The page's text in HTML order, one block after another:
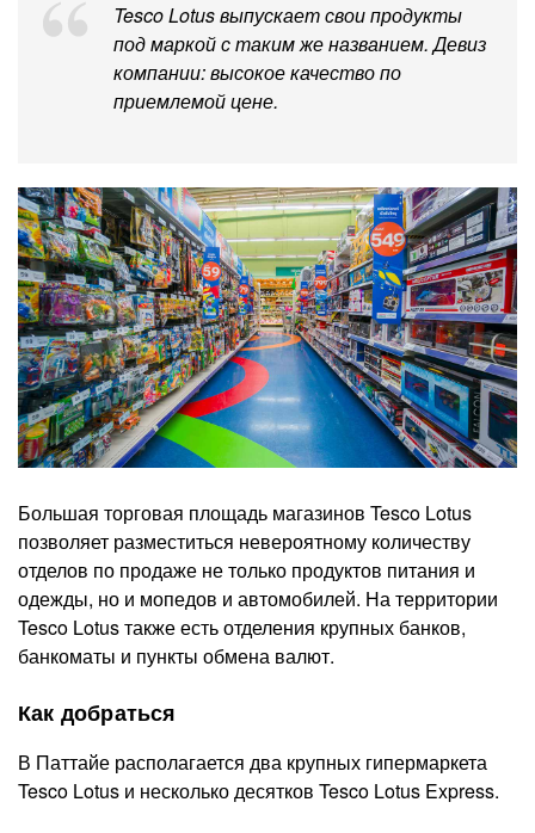
Tesco Lotus выпускает свои продукты
под маркой с таким же названием. Девиз
компании: высокое качество по
приемлемой цене.
Большая торговая площадь магазинов Tesco Lotus
позволяет разместиться невероятному количеству
отделов по продаже не только продуктов питания и
одежды, но и мопедов и автомобилей. На территории
Tesco Lotus также есть отделения крупных банков,
банкоматы и пункты обмена валют.
Как добраться
В Паттайе располагается два крупных гипермаркета
Tesco Lotus и несколько десятков Tesco Lotus Express.